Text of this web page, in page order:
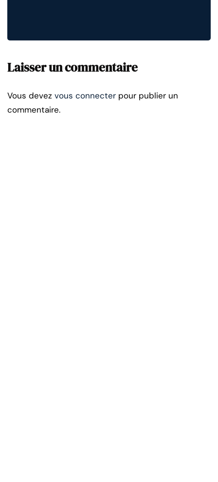
Laisser un commentaire
Vous devez vous connecter pour publier un
commentaire.